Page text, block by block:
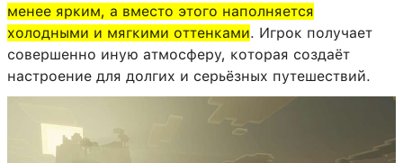
менее ярким, а вместо этого наполняется
холодными и мягкими оттенками. Игрок получает
совершенно иную атмосферу, которая создаёт
настроение для долгих и серьёзных путешествий.